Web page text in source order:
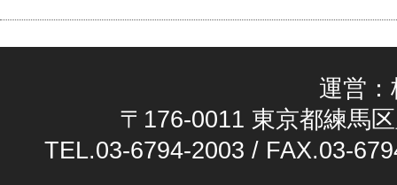
運営
〒176-0011 東京都練馬
TEL.03-6794-2003 / FAX.03-